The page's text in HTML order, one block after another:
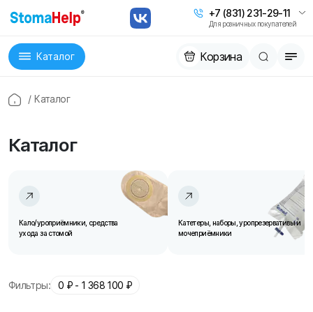
+7 (831) 231-29-11
Для розничных покупателей
Каталог Корзина
/ Каталог
Каталог
Кало/уроприёмники, средства
ухода за стомой
Катетеры, наборы, уропрезервативы и
мочеприёмники
Фильтры: 0 ₽ - 1 368 100 ₽